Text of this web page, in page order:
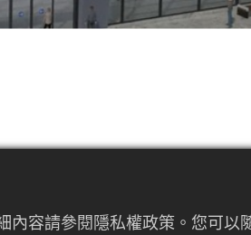
容請參閱隱私權政策。您可以